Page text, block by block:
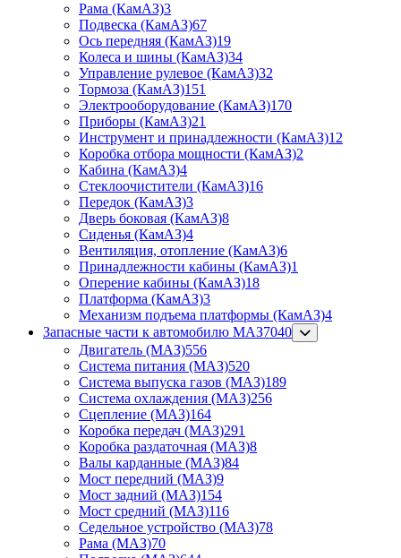
Рама (КамАЗ)3
Подвеска (КамАЗ)67
Ось передняя (КамАЗ)19
Колеса и шины (КамАЗ)34
Управление рулевое (КамАЗ)32
Тормоза (КамАЗ)151
Электрооборудование (КамАЗ)170
Приборы (КамАЗ)21
Инструмент и принадлежности (КамАЗ)12
Коробка отбора мощности (КамАЗ)2
Кабина (КамАЗ)4
Стеклоочистители (КамАЗ)16
Передок (КамАЗ)3
Дверь боковая (КамАЗ)8
Сиденья (КамАЗ)4
Вентиляция, отопление (КамАЗ)6
Принадлежности кабины (КамАЗ)1
Оперение кабины (КамАЗ)18
Платформа (КамАЗ)3
Механизм подъема платформы (КамАЗ)4
Запасные части к автомобилю МАЗ7040
Двигатель (МАЗ)556
Система питания (МАЗ)520
Система выпуска газов (МАЗ)189
Система охлаждения (МАЗ)256
Сцепление (МАЗ)164
Коробка передач (МАЗ)291
Коробка раздаточная (МАЗ)8
Валы карданные (МАЗ)84
Мост передний (МАЗ)9
Мост задний (МАЗ)154
Мост средний (МАЗ)116
Седельное устройство (МАЗ)78
Рама (МАЗ)70